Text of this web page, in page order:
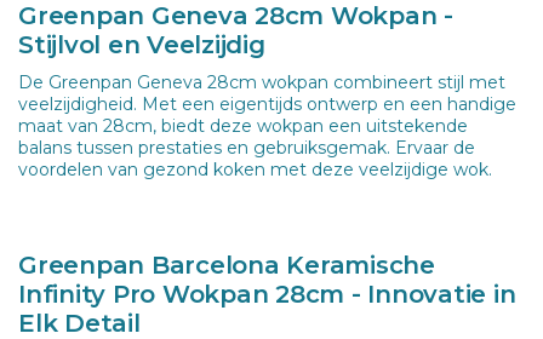
Greenpan Geneva 28cm Wokpan -
Stijlvol en Veelzijdig
De Greenpan Geneva 28cm wokpan combineert stijl met
veelzijdigheid. Met een eigentijds ontwerp en een handige
maat van 28cm, biedt deze wokpan een uitstekende
balans tussen prestaties en gebruiksgemak. Ervaar de
voordelen van gezond koken met deze veelzijdige wok.
Greenpan Barcelona Keramische
Infinity Pro Wokpan 28cm - Innovatie in
Elk Detail